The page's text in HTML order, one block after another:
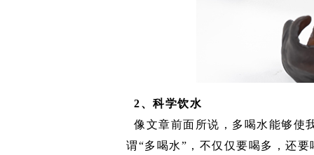
2、科学饮水
像文章前面所说，多喝水能够使
谓“多喝水”，不仅仅要喝多，还